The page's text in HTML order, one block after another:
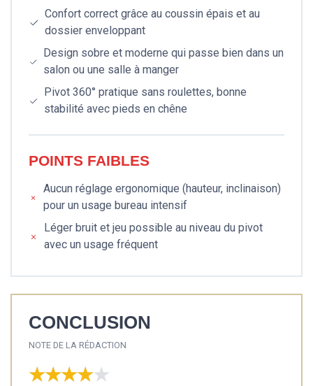
Confort correct grâce au coussin épais et au
dossier enveloppant
Design sobre et moderne qui passe bien dans un
salon ou une salle à manger
Pivot 360° pratique sans roulettes, bonne
stabilité avec pieds en chêne
POINTS FAIBLES
Aucun réglage ergonomique (hauteur, inclinaison)
pour un usage bureau intensif
Léger bruit et jeu possible au niveau du pivot
avec un usage fréquent
CONCLUSION
NOTE DE LA RÉDACTION
★★★★★
★★★★★